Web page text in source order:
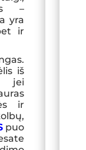
–
yra
ir
iš
jei
ir
puo